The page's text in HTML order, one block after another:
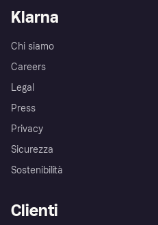
Klarna
Chi siamo
Careers
Legal
Press
Privacy
Sicurezza
Sostenibilità
Clienti